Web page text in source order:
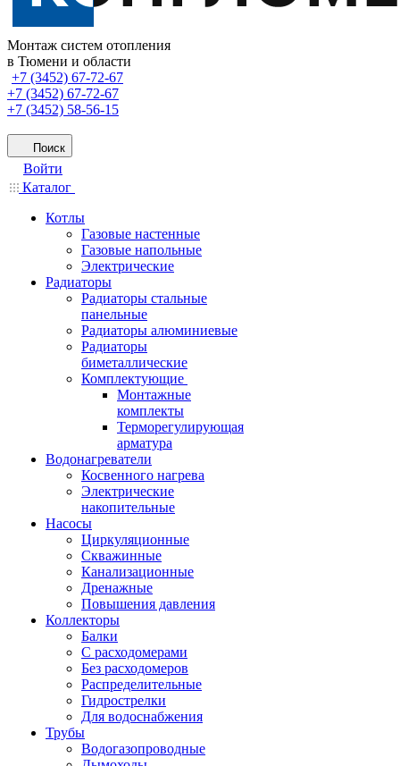
Монтаж систем отопления
в Тюмени и области
+7 (3452) 67-72-67
+7 (3452) 67-72-67
+7 (3452) 58-56-15
Поиск
Войти
Каталог
Котлы
Газовые настенные
Газовые напольные
Электрические
Радиаторы
Радиаторы стальные
панельные
Радиаторы алюминиевые
Радиаторы
биметаллические
Комплектующие
Монтажные
комплекты
Терморегулирующая
арматура
Водонагреватели
Косвенного нагрева
Электрические
накопительные
Насосы
Циркуляционные
Скважинные
Канализационные
Дренажные
Повышения давления
Коллекторы
Балки
С расходомерами
Без расходомеров
Распределительные
Гидрострелки
Для водоснабжения
Трубы
Водогазопроводные